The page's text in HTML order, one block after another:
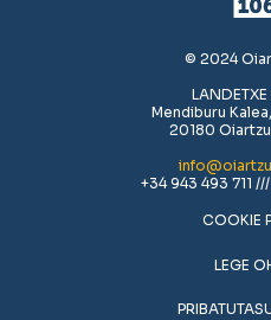
© 2024
Mendiburu
20180
+34 943 493 711
COOKIE
LEGE